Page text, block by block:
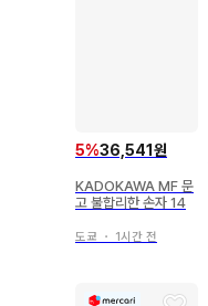
5%36,541원
KADOKAWA MF 문
고 불합리한 손자 14
도쿄 ・ 1시간 전